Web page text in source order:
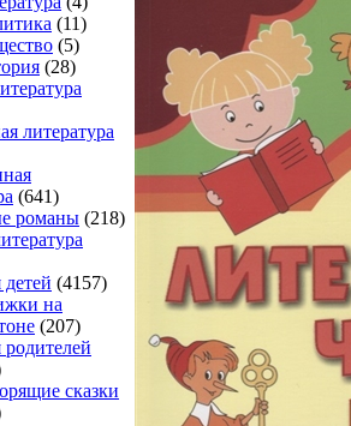
(11)
(5)
(28)
литература
(641)
романы (218)
детей (4157)
на
(207)
родителей
сказки